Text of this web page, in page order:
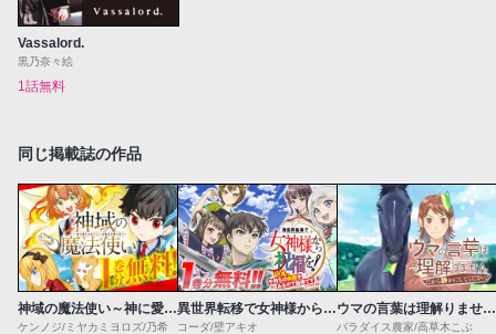
Vassalord.
黒乃奈々絵
1話無料
同じ掲載誌の作品
神域の魔法使い～神に愛された落第生は魔法学院へ通う～
ケンノジ/ミヤカミヨロズ/乃希
異世界転移で女神様から祝福を！～いえ、手持ちの異能があるので結構です～@COMIC
コーダ/壁アキオ
ウマの言葉は理解りませんだから静かにしてください！
パラダイス農家/高草木こぶ